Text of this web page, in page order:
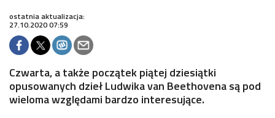
ostatnia aktualizacja:
27.10.2020 07:59
Czwarta, a także początek piątej dziesiątki
opusowanych dzieł Ludwika van Beethovena są pod
wieloma względami bardzo interesujące.